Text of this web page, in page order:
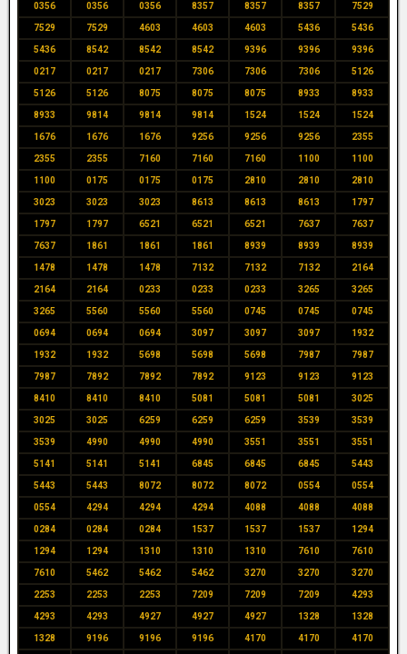
0356 0356 0356 8357 8357 8357 7529
7529 7529 4603 4603 4603 5436 5436
5436 8542 8542 8542 9396 9396 9396
0217 0217 0217 7306 7306 7306 5126
5126 5126 8075 8075 8075 8933 8933
8933 9814 9814 9814 1524 1524 1524
1676 1676 1676 9256 9256 9256 2355
2355 2355 7160 7160 7160 1100 1100
1100 0175 0175 0175 2810 2810 2810
3023 3023 3023 8613 8613 8613 1797
1797 1797 6521 6521 6521 7637 7637
7637 1861 1861 1861 8939 8939 8939
1478 1478 1478 7132 7132 7132 2164
2164 2164 0233 0233 0233 3265 3265
3265 5560 5560 5560 0745 0745 0745
0694 0694 0694 3097 3097 3097 1932
1932 1932 5698 5698 5698 7987 7987
7987 7892 7892 7892 9123 9123 9123
8410 8410 8410 5081 5081 5081 3025
3025 3025 6259 6259 6259 3539 3539
3539 4990 4990 4990 3551 3551 3551
5141 5141 5141 6845 6845 6845 5443
5443 5443 8072 8072 8072 0554 0554
0554 4294 4294 4294 4088 4088 4088
0284 0284 0284 1537 1537 1537 1294
1294 1294 1310 1310 1310 7610 7610
7610 5462 5462 5462 3270 3270 3270
2253 2253 2253 7209 7209 7209 4293
4293 4293 4927 4927 4927 1328 1328
1328 9196 9196 9196 4170 4170 4170